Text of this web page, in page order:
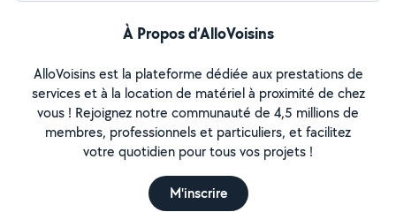
À Propos d’AlloVoisins
AlloVoisins est la plateforme dédiée aux prestations de
services et à la location de matériel à proximité de chez
vous ! Rejoignez notre communauté de 4,5 millions de
membres, professionnels et particuliers, et facilitez
votre quotidien pour tous vos projets !
M'inscrire